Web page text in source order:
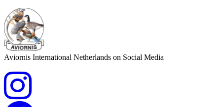
Aviornis International Netherlands on Social Media